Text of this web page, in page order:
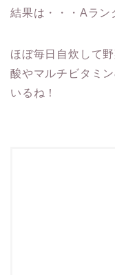
結果は・・・Aラン
ほぼ毎日自炊して
酸やマルチビタミ
いるね！